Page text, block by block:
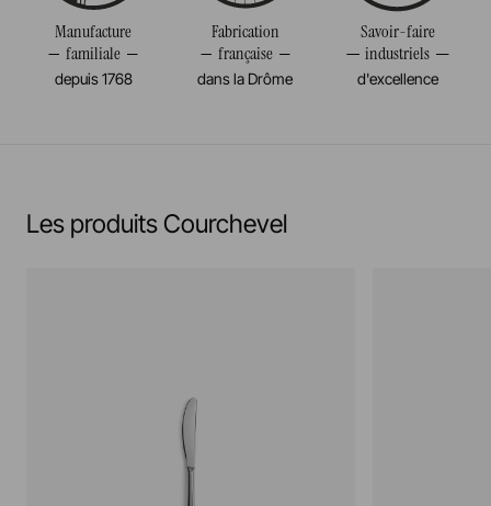
Manufacture
familiale
depuis 1768
Fabrication
française
dans la Drôme
Savoir-faire
industriels
d'excellence
Les produits Courchevel